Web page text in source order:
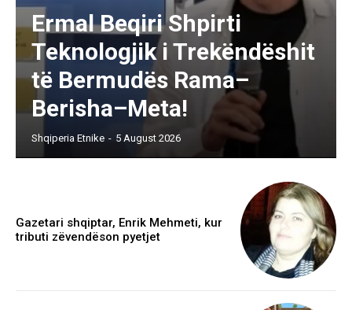
Ermal Beqiri Shpirti
Teknologjik i Trekëndëshit
të Bermudës Rama–
Berisha–Meta!
Shqiperia Etnike - 5 August 2026
Gazetari shqiptar, Enrik Mehmeti, kur
tributi zëvendëson pyetjet